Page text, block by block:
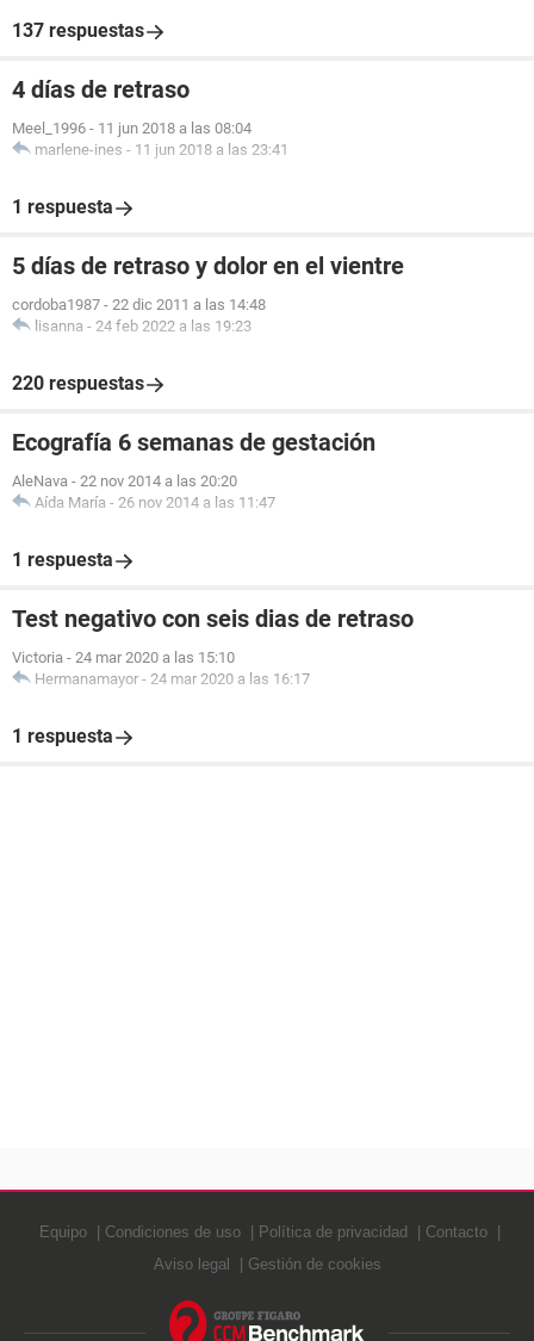
137 respuestas
4 días de retraso
Meel_1996 - 11 jun 2018 a las 08:04
marlene-ines - 11 jun 2018 a las 23:41
1 respuesta
5 días de retraso y dolor en el vientre
cordoba1987 - 22 dic 2011 a las 14:48
lisanna - 24 feb 2022 a las 19:23
220 respuestas
Ecografía 6 semanas de gestación
AleNava - 22 nov 2014 a las 20:20
Aída María - 26 nov 2014 a las 11:47
1 respuesta
Test negativo con seis dias de retraso
Victoria - 24 mar 2020 a las 15:10
Hermanamayor - 24 mar 2020 a las 16:17
1 respuesta
Equipo Condiciones de uso Política de privacidad
Contacto
Aviso legal
Gestión de cookies